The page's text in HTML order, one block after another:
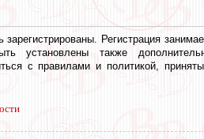
Регистрация
установлены также
с правилами и политикой,